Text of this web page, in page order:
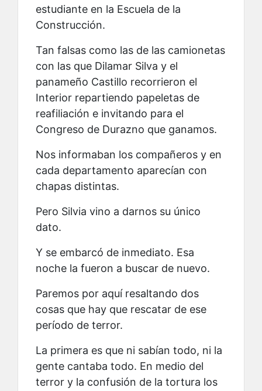
estudiante en la Escuela de la
Construcción.
Tan falsas como las de las camionetas
con las que Dilamar Silva y el
panameño Castillo recorrieron el
Interior repartiendo papeletas de
reafiliación e invitando para el
Congreso de Durazno que ganamos.
Nos informaban los compañeros y en
cada departamento aparecían con
chapas distintas.
Pero Silvia vino a darnos su único
dato.
Y se embarcó de inmediato. Esa
noche la fueron a buscar de nuevo.
Paremos por aquí resaltando dos
cosas que hay que rescatar de ese
período de terror.
La primera es que ni sabían todo, ni la
gente cantaba todo. En medio del
terror y la confusión de la tortura los